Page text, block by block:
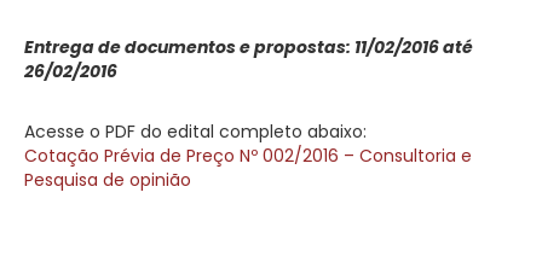
Entrega de documentos e propostas: 11/02/2016 até
26/02/2016
Acesse o PDF do edital completo abaixo:
Cotação Prévia de Preço Nº 002/2016 – Consultoria e
Pesquisa de opinião